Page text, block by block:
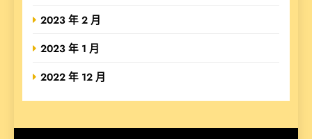
2023 年 2 月
2023 年 1 月
2022 年 12 月